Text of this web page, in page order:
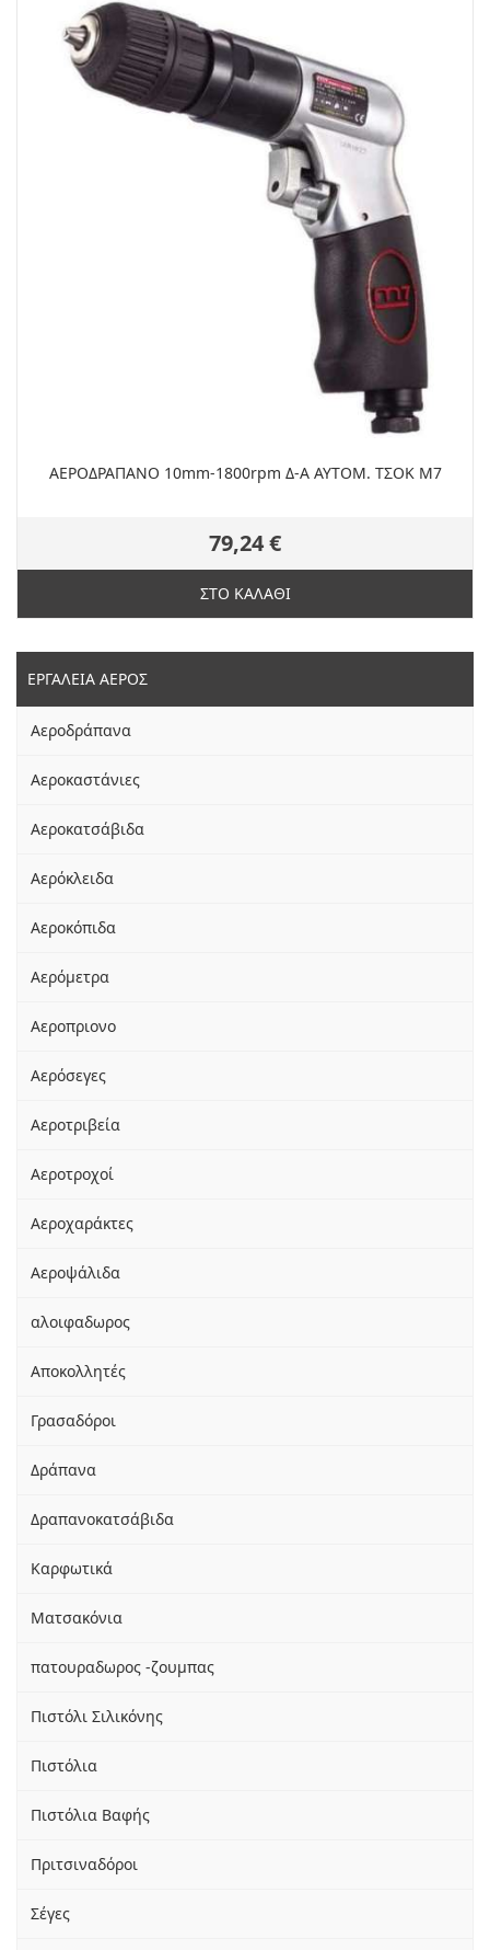
ΑΕΡΟΔΡΑΠΑΝΟ 10mm-1800rpm Δ-Α ΑΥΤΟΜ. ΤΣΟΚ M7
79,24 €
ΣΤΟ ΚΑΛΑΘΙ
ΕΡΓΑΛΕΙΑ ΑΕΡΟΣ
Αεροδράπανα
Αεροκαστάνιες
Αεροκατσάβιδα
Αερόκλειδα
Αεροκόπιδα
Αερόμετρα
Αεροπριονο
Αερόσεγες
Αεροτριβεία
Αεροτροχοί
Αεροχαράκτες
Αεροψάλιδα
αλοιφαδωρος
Αποκολλητές
Γρασαδόροι
Δράπανα
Δραπανοκατσάβιδα
Καρφωτικά
Ματσακόνια
πατουραδωρος -ζουμπας
Πιστόλι Σιλικόνης
Πιστόλια
Πιστόλια Βαφής
Πριτσιναδόροι
Σέγες